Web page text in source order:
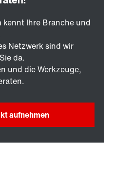
kennt Ihre Branche und
Netzwerk sind wir
da.
und die Werkzeuge,
aufnehmen